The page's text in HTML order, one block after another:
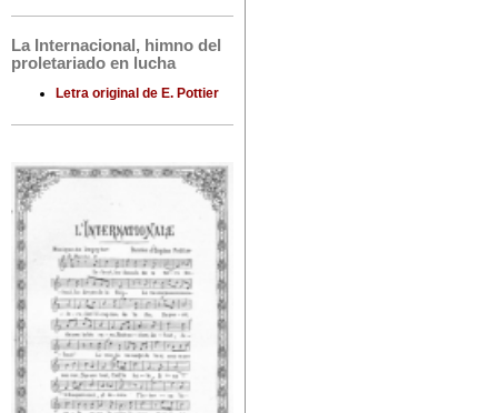
La Internacional, himno del
proletariado en lucha
Letra original de E. Pottier